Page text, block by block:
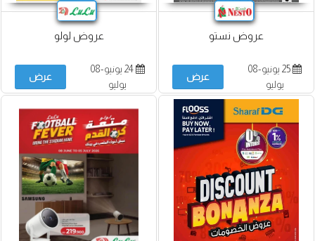
عروض نستو
25 يونيو-08
يوليو
عرض
عروض لولو
24 يونيو-08
يوليو
عرض